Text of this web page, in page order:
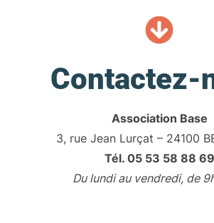
Contactez-
Association Base
3, rue Jean Lurçat – 24100
Tél. 05 53 58 88 69
Du lundi au vendredi, de